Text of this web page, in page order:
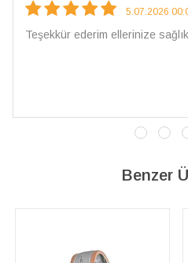
4.08.2026
Çarpıcı ve olağanüstü bir
Benzer